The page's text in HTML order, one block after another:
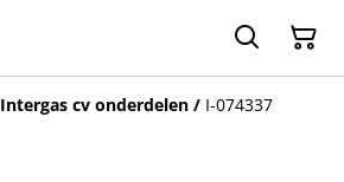
Intergas cv onderdelen / I-074337